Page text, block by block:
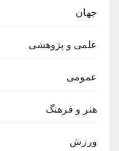
جهان
علمی و پژوهشی
عمومی
هنر و فرهنگ
ورزش